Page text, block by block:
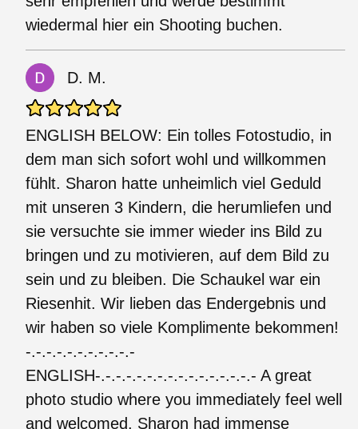
wiedermal hier ein Shooting buchen.
D. M.
ENGLISH BELOW: Ein tolles Fotostudio, in
dem man sich sofort wohl und willkommen
fühlt. Sharon hatte unheimlich viel Geduld
mit unseren 3 Kindern, die herumliefen und
sie versuchte sie immer wieder ins Bild zu
bringen und zu motivieren, auf dem Bild zu
sein und zu bleiben. Die Schaukel war ein
Riesenhit. Wir lieben das Endergebnis und
wir haben so viele Komplimente bekommen!
-.-.-.-.-.-.-.-.-.-.-
ENGLISH-.-.-.-.-.-.-.-.-.-.-.-.-.-.-.- A great
photo studio where you immediately feel well
and welcomed. Sharon had immense